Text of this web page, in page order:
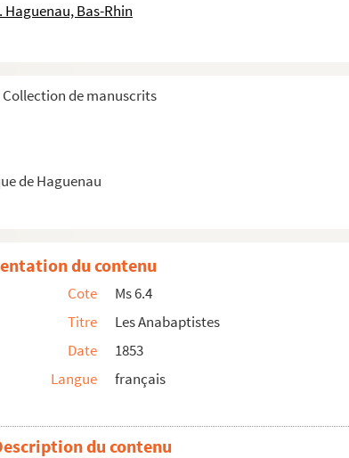
Haguenau, Bas-Rhin
de manuscrits
de Haguenau
de Jean Buckelsohn dit Jean de Meude à Munste...
du contenu
Cote
Ms 6.4
Titre
Les Anabaptistes
Date
1853
Langue
français
du contenu